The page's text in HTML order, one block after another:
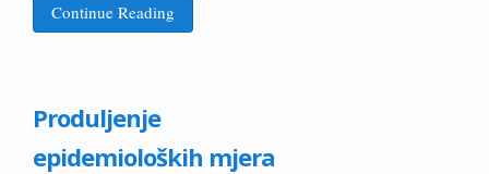
Continue Reading
Produljenje
epidemioloških mjera